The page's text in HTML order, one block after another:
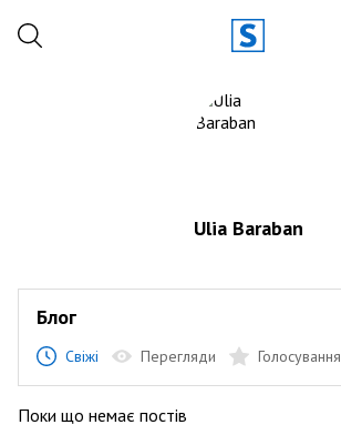
Ulia Baraban
Блог
Свіжі Перегляди Голосування
Поки що немає постів